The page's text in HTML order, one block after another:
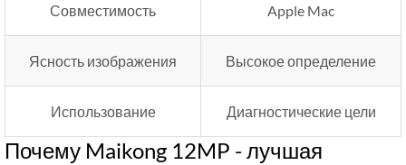
Совместимость Apple Mac
Ясность изображения Высокое определение
Использование Диагностические цели
Почему Maikong 12MP - лучшая